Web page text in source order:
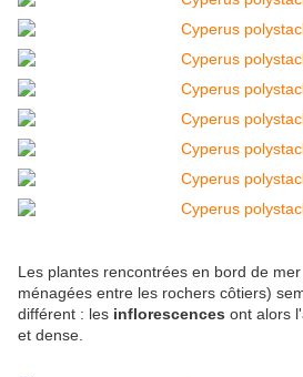
Les plantes rencontrées en bord de
ménagées entre les rochers côtiers)
différent : les inflorescences ont alors
et dense.